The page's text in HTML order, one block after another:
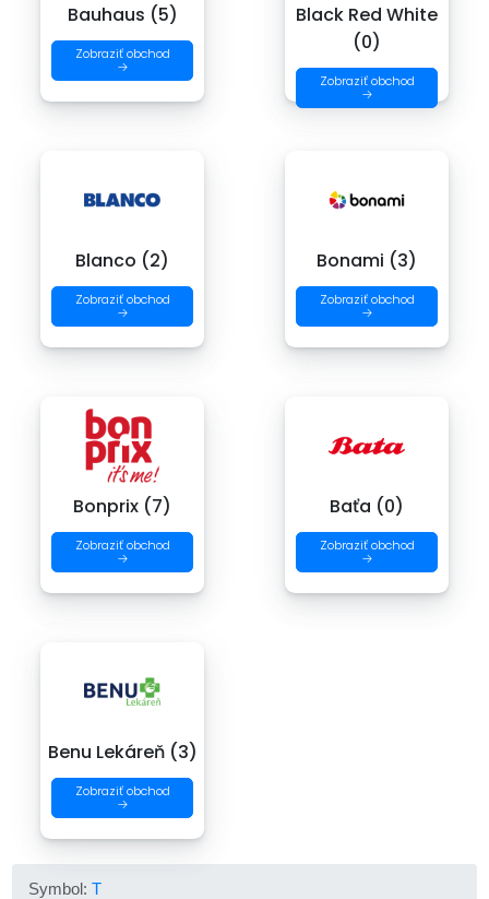
Bauhaus (5)
Zobraziť obchod
→
Black Red White
(0)
Zobraziť obchod
→
Blanco (2)
Zobraziť obchod
→
Bonami (3)
Zobraziť obchod
→
Bonprix (7)
Zobraziť obchod
→
Baťa (0)
Zobraziť obchod
→
Benu Lekáreň (3)
Zobraziť obchod
→
Symbol:T